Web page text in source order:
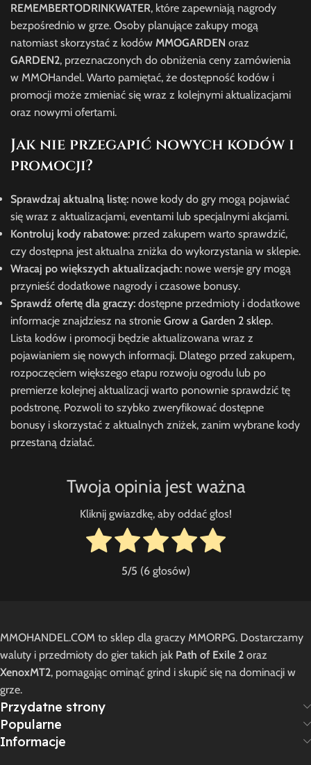
REMEMBERTODRINKWATER, które zapewniają nagrody
bezpośrednio w grze. Osoby planujące zakupy mogą
natomiast skorzystać z kodów MMOGARDEN oraz
GARDEN2, przeznaczonych do obniżenia ceny zamówienia
w MMOHandel. Warto pamiętać, że dostępność kodów i
promocji może zmieniać się wraz z kolejnymi aktualizacjami
oraz nowymi ofertami.
Jak nie przegapić nowych kodów i
promocji?
Sprawdzaj aktualną listę: nowe kody do gry mogą pojawiać
się wraz z aktualizacjami, eventami lub specjalnymi akcjami.
Kontroluj kody rabatowe: przed zakupem warto sprawdzić,
czy dostępna jest aktualna zniżka do wykorzystania w sklepie.
Wracaj po większych aktualizacjach: nowe wersje gry mogą
przynieść dodatkowe nagrody i czasowe bonusy.
Sprawdź ofertę dla graczy: dostępne przedmioty i dodatkowe
informacje znajdziesz na stronie Grow a Garden 2 sklep.
Lista kodów i promocji będzie aktualizowana wraz z
pojawianiem się nowych informacji. Dlatego przed zakupem,
rozpoczęciem większego etapu rozwoju ogrodu lub po
premierze kolejnej aktualizacji warto ponownie sprawdzić tę
podstronę. Pozwoli to szybko zweryfikować dostępne
bonusy i skorzystać z aktualnych zniżek, zanim wybrane kody
przestaną działać.
Twoja opinia jest ważna
Kliknij gwiazdkę, aby oddać głos!
5/5 (6głosów)
MMOHANDEL.COM to sklep dla graczy MMORPG. Dostarczamy
waluty i przedmioty do gier takich jak Path of Exile 2 oraz
XenoxMT2, pomagając ominąć grind i skupić się na dominacji w
grze.
Przydatne strony
Popularne
Informacje